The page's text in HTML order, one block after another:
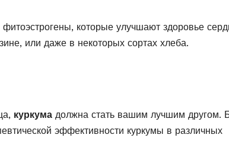
которые улучшают здоровье
или даже в некоторых сортах хлеба.
куркума должна стать вашим лучшим другом.
эффективности куркумы в различных